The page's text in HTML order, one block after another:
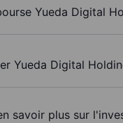
Yueda Digital
Yueda Digital
savoir plus sur